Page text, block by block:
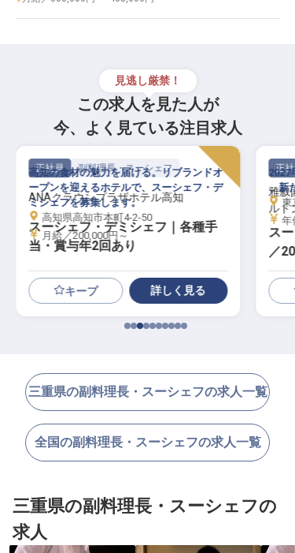
見逃し厳禁！
この求人を見た人が
今、よく見ている注目求人
正社員 副料理長・スーシェフ
ANAクラウンプラザホテル高知
スーシェフ・デミシェフ｜各種手
当・賞与年2回あり
高知の食材の魅力を届ける。リブランドオ
ープンを迎えるホテルで、スーシェフ・デ
ミシェフを募集します。
高知県高知市本町4-2-50
月給／200,000円～
キープ 詳しく見る
正社
雅叙
ルト
ス
／
東京
2027
、新
東
年
三重県の副料理長・スーシェフの求人一覧
全国の副料理長・スーシェフの求人一覧
三重県の副料理長・スーシェフの
求人